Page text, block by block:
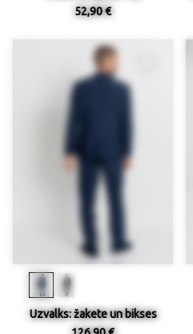
52,90 €
Uzvalks: žakete un bikses